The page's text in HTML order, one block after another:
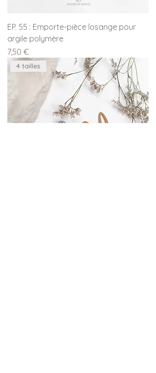
EP. 55 : Emporte-pièce losange pour
argile polymère
Prix
7,50 €
4 tailles